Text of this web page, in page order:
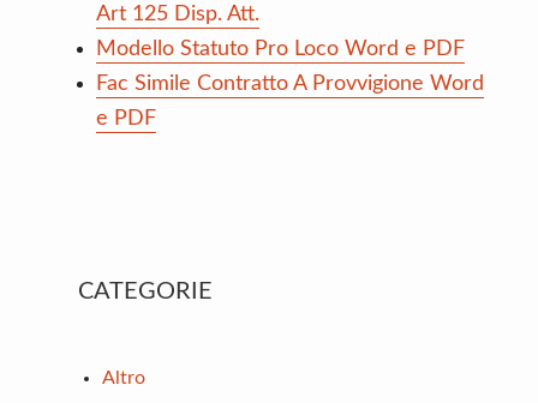
Art 125 Disp. Att.
Modello Statuto Pro Loco Word e PDF
Fac Simile Contratto A Provvigione Word
e PDF
Primary
CATEGORIE
Altro